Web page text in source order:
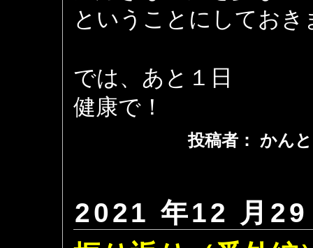
ということにしておき
では、あと１日
健康で！
投稿者： かん
2021 年12 月